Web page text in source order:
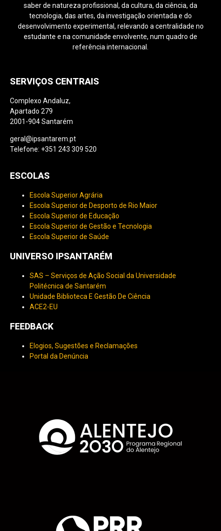
saber de natureza profissional, da cultura, da ciência, da
tecnologia, das artes, da investigação orientada e do
desenvolvimento experimental, relevando a centralidade no
estudante e na comunidade envolvente, num quadro de
referência internacional.
SERVIÇOS CENTRAIS
Complexo Andaluz,
Apartado 279
2001-904 Santarém
geral@ipsantarem.pt
Telefone: +351 243 309 520
ESCOLAS
Escola Superior Agrária
Escola Superior de Desporto de Rio Maior
Escola Superior de Educação
Escola Superior de Gestão e Tecnologia
Escola Superior de Saúde
UNIVERSO IPSANTARÉM
SAS – Serviços de Ação Social da Universidade
Politécnica de Santarém
Unidade Biblioteca E Gestão De Ciência
ACE2-EU
FEEDBACK
Elogios, Sugestões e Reclamações
Portal da Denúncia